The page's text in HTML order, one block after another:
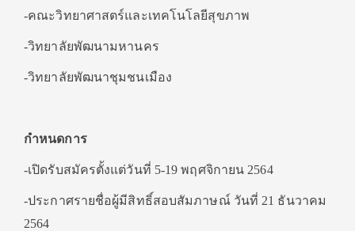
-คณะวิทยาศาสตร์และเทคโนโลยีสุขภาพ
-วิทยาลัยพัฒนามหานคร
-วิทยาลัยพัฒนาชุมชนเมือง
กำหนดการ
-เปิดรับสมัครตั้งแต่วันที่ 5-19 พฤศจิกายน 2564
-ประกาศรายชื่อผู้มีสิทธิ์สอบสัมภาษณ์ วันที่ 21 ธันวาคม
2564